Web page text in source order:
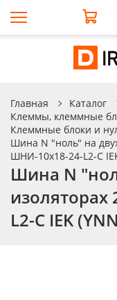
Главная Каталог
Клеммы, клеммные
Клеммные блоки и
Шина N "ноль" на
ШНИ-10х18-24-L2-С
Шина N
L2-С IEK